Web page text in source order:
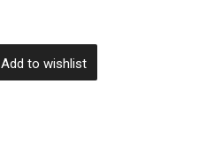
Add to wishlist